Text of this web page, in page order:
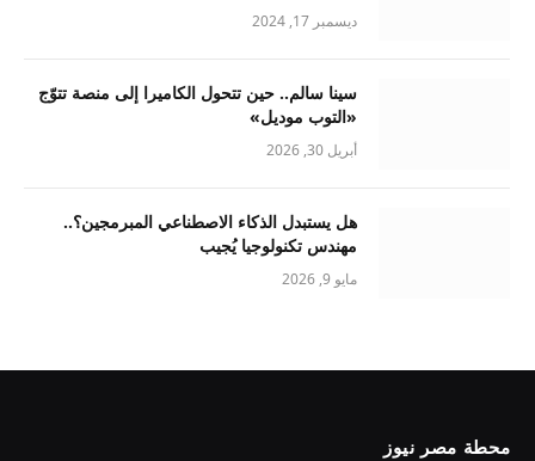
ديسمبر 17, 2024
سينا سالم.. حين تتحول الكاميرا إلى منصة تتوّج
«التوب موديل»
أبريل 30, 2026
هل يستبدل الذكاء الاصطناعي المبرمجين؟..
مهندس تكنولوجيا يُجيب
مايو 9, 2026
محطة مصر نيوز